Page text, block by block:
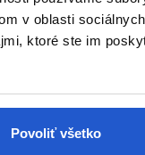
v oblasti sociálnych
ktoré ste im
Povoliť všetko
VLASY?
iba podľa potreby.
treba odstrihnúť.
Oficiálna
Dr.